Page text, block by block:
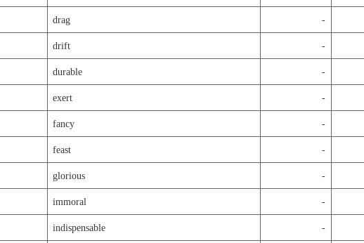
drag -
drift -
durable -
exert -
fancy -
feast -
glorious -
immoral -
indispensable -